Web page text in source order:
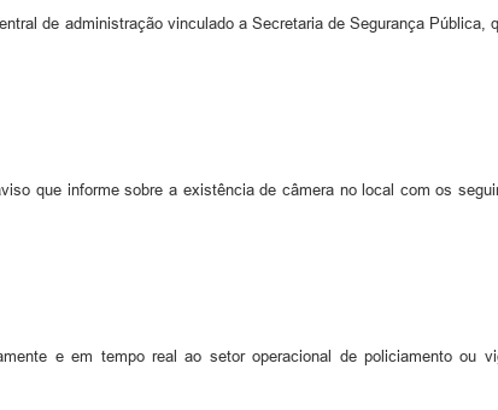
de administração vinculado a Secretaria de Segurança Pública,
que informe sobre a existência de câmera no local com os
e em tempo real ao setor operacional de policiamento ou